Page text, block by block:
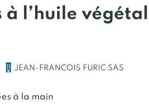
à l’huile
JEAN-FRANCOIS FURIC SAS
à la main